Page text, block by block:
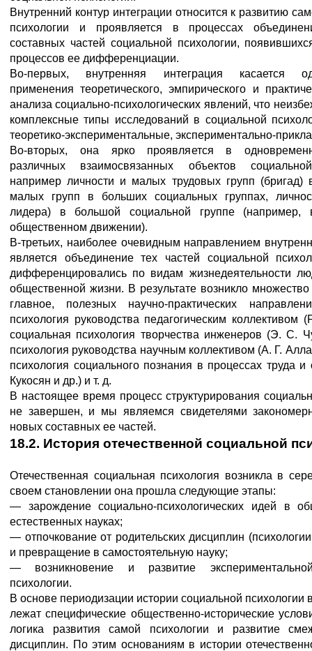
Внутренний контур интеграции относится к развитию
психологии и проявляется в процессах
составных частей социальной психологии,
процессов ее дифференциации.
Во-первых, внутренняя интеграция касается
применения теоретического, эмпирического и
анализа социально-психологических явлений, что
комплексные типы исследований в социальной
теоретико-экспериментальные, экспериментально-
Во-вторых, она ярко проявляется в
различных взаимосвязанных объектов
например личности и малых трудовых групп (бригад)
малых групп в больших социальных группах,
лидера) в большой социальной группе (например,
общественном движении).
В-третьих, наиболее очевидным направлением
является объединение тех частей социальной
дифференцировались по видам жизнедеятельности
общественной жизни. В результате возникло
главное, полезных научно-практических
психология руководства педагогическим коллективом
социальная психология творчества инженеров (Э. С.
психология руководства научным коллективом (А. Г.
психология социального познания в процессах труда
Кукосян и др.) и т. д.
В настоящее время процесс структурирования
не завершен, и мы являемся свидетелями
новых составных ее частей.
18.2. История отечественной социальной
Отечественная социальная психология возникла в
своем становлении она прошла следующие этапы:
— зарождение социально-психологических идей в
естественных науках;
— отпочкование от родительских дисциплин
и превращение в самостоятельную науку;
— возникновение и развитие
психологии.
В основе периодизации истории социальной психологии
лежат специфические общественно-исторические
логика развития самой психологии и развитие
дисциплин. По этим основаниям в истории